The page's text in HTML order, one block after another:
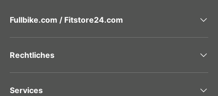
Fullbike.com / Fitstore24.com
Rechtliches
Services